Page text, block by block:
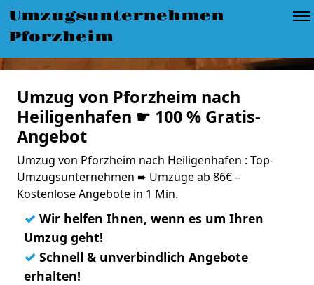
Umzugsunternehmen
Pforzheim
Umzug von Pforzheim nach
Heiligenhafen ☛ 100 % Gratis-
Angebot
Umzug von Pforzheim nach Heiligenhafen : Top-
Umzugsunternehmen ➨ Umzüge ab 86€ –
Kostenlose Angebote in 1 Min.
✓ Wir helfen Ihnen, wenn es um Ihren
Umzug geht!
✓ Schnell & unverbindlich Angebote
erhalten!